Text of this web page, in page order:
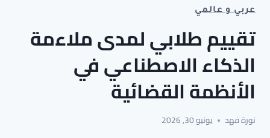
عربي و عالمي
تقييم طلابي لمدى ملاءمة
الذكاء الاصطناعي في
الأنظمة القضائية
نورة فهد يونيو 30, 2026